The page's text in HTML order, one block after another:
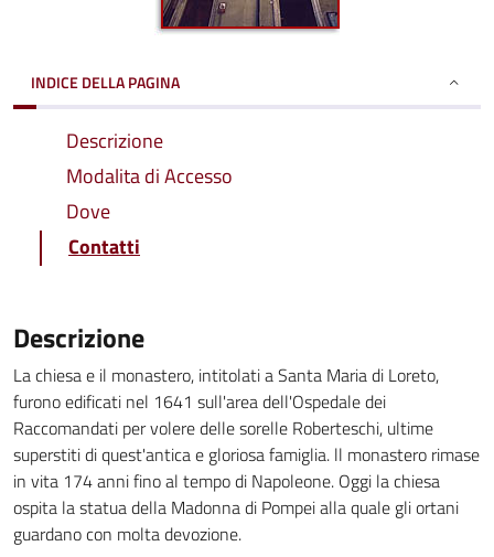
INDICE DELLA PAGINA
Descrizione
Modalita di Accesso
Dove
Contatti
Descrizione
La chiesa e il monastero, intitolati a Santa Maria di Loreto,
furono edificati nel 1641 sull'area dell'Ospedale dei
Raccomandati per volere delle sorelle Roberteschi, ultime
superstiti di quest'antica e gloriosa famiglia. ll monastero rimase
in vita 174 anni fino al tempo di Napoleone. Oggi la chiesa
ospita la statua della Madonna di Pompei alla quale gli ortani
guardano con molta devozione.